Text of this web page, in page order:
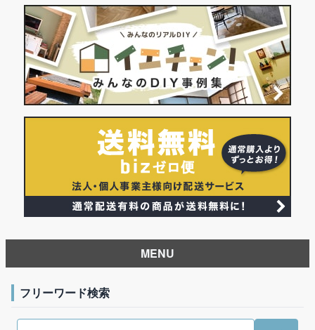
MENU
フリーワード検索